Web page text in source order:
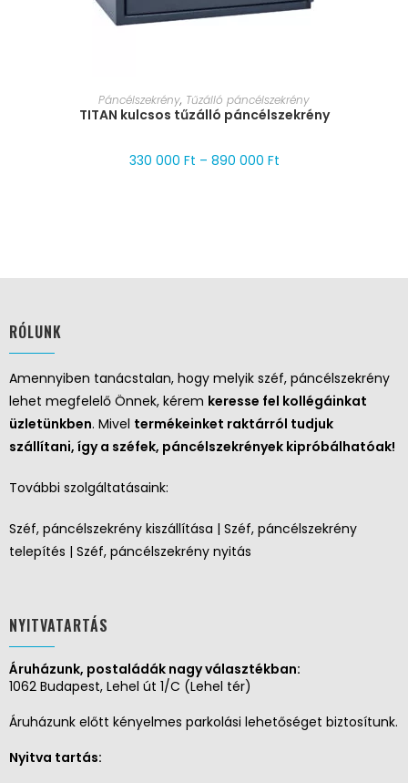
MÉRET VÁLASZTÁSA
Páncélszekrény, Tűzálló páncélszekrény
TITAN kulcsos tűzálló páncélszekrény
330 000 Ft – 890 000 Ft
RÓLUNK
Amennyiben tanácstalan, hogy melyik széf, páncélszekrény
lehet megfelelő Önnek, kérem keresse fel kollégáinkat
üzletünkben. Mivel termékeinket raktárról tudjuk
szállítani, így a széfek, páncélszekrények kipróbálhatóak!
További szolgáltatásaink:
Széf, páncélszekrény kiszállítása | Széf, páncélszekrény
telepítés | Széf, páncélszekrény nyitás
NYITVATARTÁS
Áruházunk, postaládák nagy választékban:
1062 Budapest, Lehel út 1/C (Lehel tér)
Áruházunk előtt kényelmes parkolási lehetőséget biztosítunk.
Nyitva tartás: